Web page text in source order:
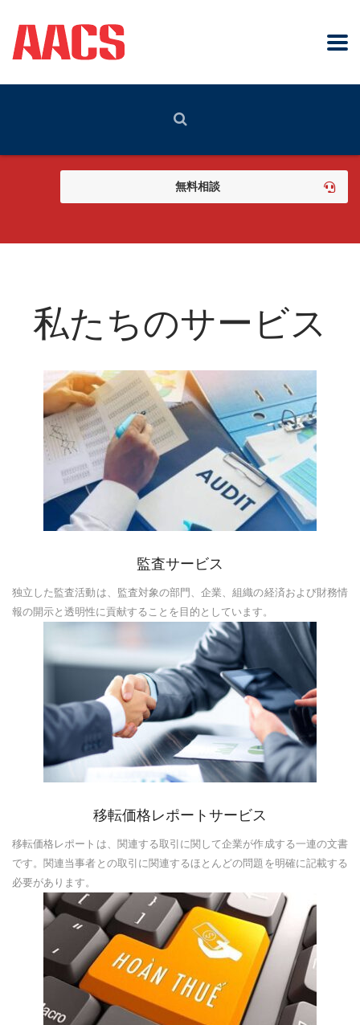
無料相談
私たちのサービス
監査サービス
独立した監査活動は、監査対象の部門、企業、組織の経済および財務情
報の開示と透明性に貢献することを目的としています。
移転価格レポートサービス
移転価格レポートは、関連する取引に関して企業が作成する一連の文書
です。関連当事者との取引に関連するほとんどの問題を明確に記載する
必要があります。